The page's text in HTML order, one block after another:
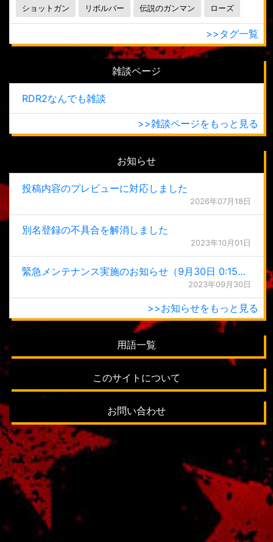
ショットガン リボルバー 伝説のガンマン ローズ
>>タグ一覧
雑談ページ
RDR2なんでも雑談
>>雑談ページをもっと見る
お知らせ
投稿内容のプレビューに対応しました
2026年07月18日
別名登録の不具合を解消しました
2023年10月01日
緊急メンテナンス実施のお知らせ（9月30日 0:15更新）
2023年09月30日
>>お知らせをもっと見る
用語一覧
このサイトについて
お問い合わせ